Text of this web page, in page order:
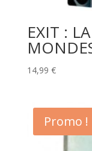
EXIT :
14,99 €
Promo !